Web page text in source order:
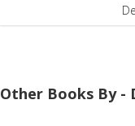
Other Books By -